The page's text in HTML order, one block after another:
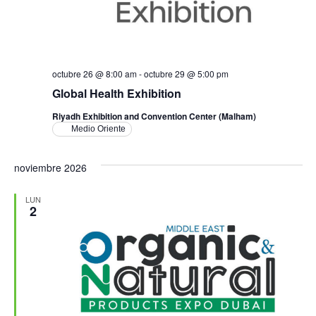
Global Health Exhibition
octubre 26 @ 8:00 am-octubre 29 @ 5:00 pm
Riyadh Exhibition and Convention Center (Malham)
Medio Oriente
noviembre 2026
LUN
2